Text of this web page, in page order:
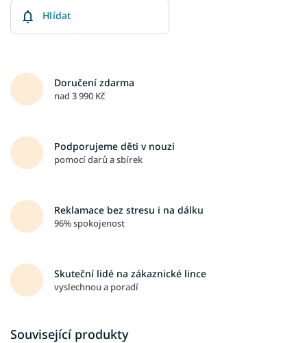
Hlídat
Doručení zdarma
nad 3 990 Kč
Podporujeme děti v nouzi
pomocí darů a sbírek
Reklamace bez stresu i na dálku
96% spokojenost
Skuteční lidé na zákaznické lince
vyslechnou a poradí
Související produkty